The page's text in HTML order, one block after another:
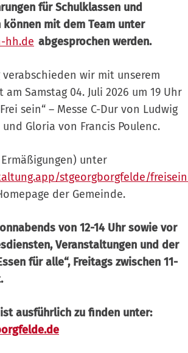
für Schulklassen und
können mit dem Team unter
hh.de abgesprochen werden.
verabschieden wir mit unserem
Samstag 04. Juli 2026 um 19 Uhr
sein“ – Messe C-Dur von Ludwig
Gloria von Francis Poulenc.
unter
stgeorgborgfelde/
der Gemeinde.
von 12-14 Uhr sowie vor
Veranstaltungen und der
für alle“, Freitags zwischen 11-
ausführlich zu finden unter: